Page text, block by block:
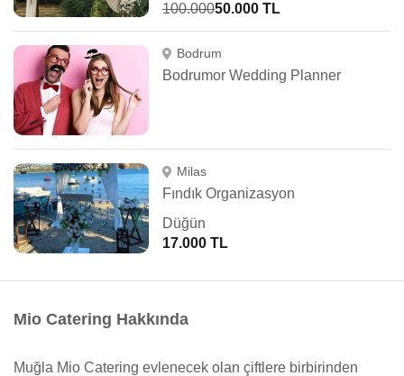
100.00050.000 TL
Bodrum
Bodrumor Wedding Planner
Milas
Fındık Organizasyon
Düğün
17.000 TL
Mio Catering Hakkında
Muğla Mio Catering evlenecek olan çiftlere birbirinden